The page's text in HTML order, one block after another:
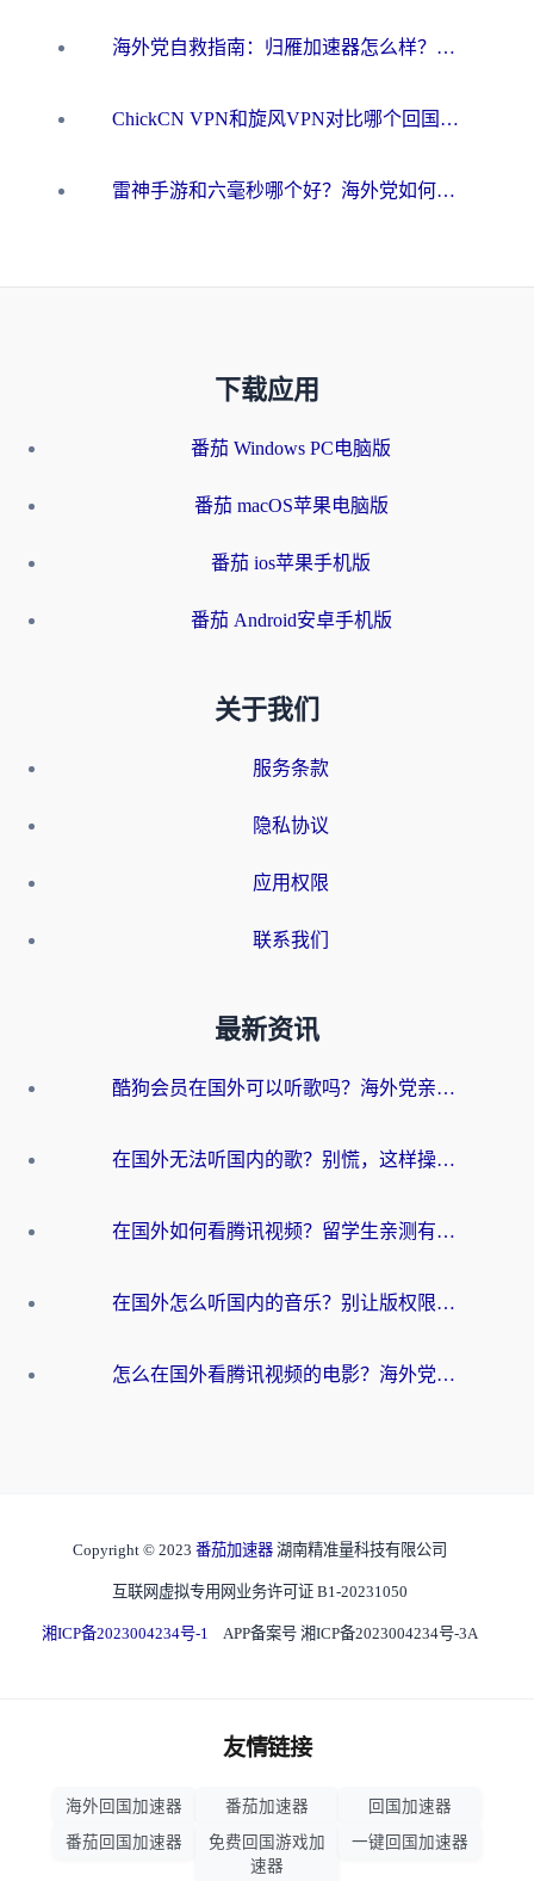
海外党自救指南：归雁加速器怎么样？教你避开坑实现国内资源无缝访问
ChickCN VPN和旋风VPN对比哪个回国效果更好？海外用户的选择困境与出路
雷神手游和六毫秒哪个好？海外党如何真正解锁国内资源
下载应用
番茄 Windows PC电脑版
番茄 macOS苹果电脑版
番茄 ios苹果手机版
番茄 Android安卓手机版
关于我们
服务条款
隐私协议
应用权限
联系我们
最新资讯
酷狗会员在国外可以听歌吗？海外党亲测有效：3步解决音乐权限难题
在国外无法听国内的歌？别慌，这样操作就能畅听QQ音乐（附亲测加速器推荐）
在国外如何看腾讯视频？留学生亲测有效的回国加速方案
在国外怎么听国内的音乐？别让版权限制断了你的华语歌单
怎么在国外看腾讯视频的电影？海外党亲测有效的回国加速指南
Copyright © 2023 番茄加速器 湖南精准量科技有限公司
互联网虚拟专用网业务许可证 B1-20231050
湘ICP备2023004234号-1 APP备案号 湘ICP备2023004234号-3A
友情链接
海外回国加速器 番茄加速器
回国加速器
番茄回国加速器
免费回国游戏加
速器
一键回国加速器